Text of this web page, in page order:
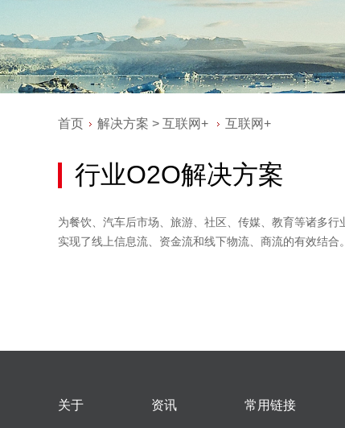
首页 解决方案 > 互联网+ 互联网+
行业O2O解决方案
为餐饮、汽车后市场、旅游、社区、传媒、教育等诸多
实现了线上信息流、资金流和线下物流、商流的有效结合。
关于 资讯 常用链接